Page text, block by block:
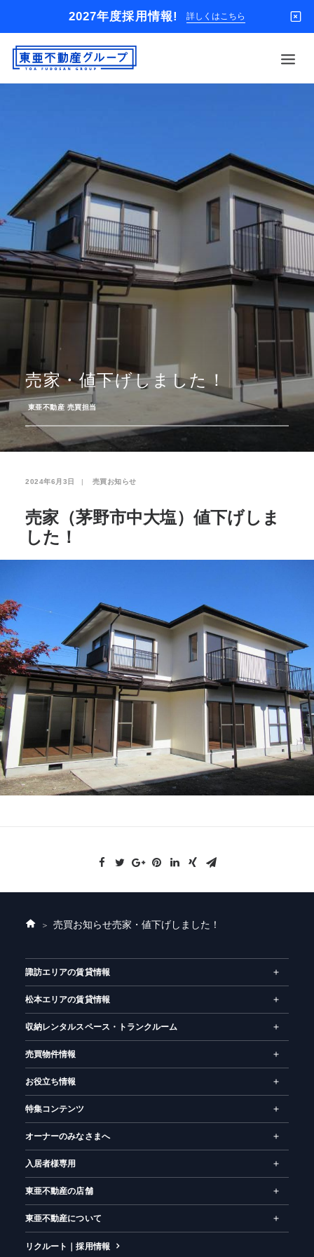
2027年度採用情報! 詳しくはこちら
オーナー様
入居者様専用
解約のお申込み
企業情報
お問い合わせ
お気に入り
売家・値下げしました！
東亜不動産 売買担当
2024年6月3日 | 売買お知らせ
売家（茅野市中大塩）値下げしま
した！
ホ
売買お知らせ売家・値下げしました！
諏訪エリアの賃貸情報
松本エリアの賃貸情報
収納レンタルスペース・トランクルーム
売買物件情報
お役立ち情報
特集コンテンツ
オーナーのみなさまへ
入居者様専用
東亜不動産の店舗
東亜不動産について
リクルート｜採用情報